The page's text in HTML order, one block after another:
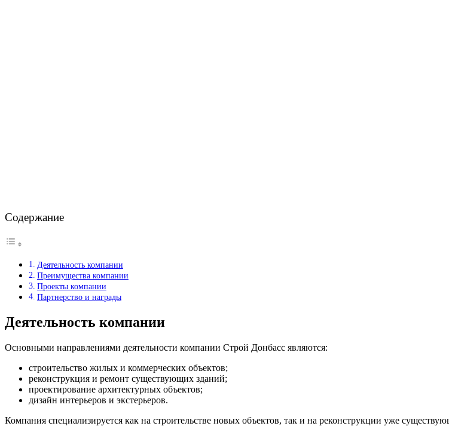
Содержание
Деятельность компании
Преимущества компании
Проекты компании
Партнерство и награды
Деятельность компании
Основными направлениями деятельности компании Строй Донбасс являются:
строительство жилых и коммерческих объектов;
реконструкция и ремонт существующих зданий;
проектирование архитектурных объектов;
дизайн интерьеров и экстерьеров.
Компания специализируется как на строительстве новых объектов, так и на реконструкции уже